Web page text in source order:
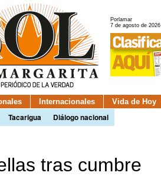
Porlamar
7 de agosto de 2026
Internacionales Vida de Hoy
Tacarigua Diálogo nacional
tras cumbre